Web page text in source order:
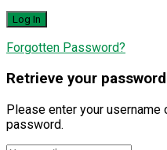
Forgotten Password?
Retrieve your password
Please enter your
password.